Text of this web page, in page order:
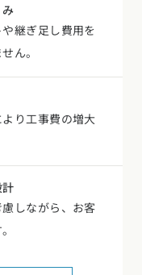
継ぎ足し費用を
ん。
り工事費の増大
しながら、お客